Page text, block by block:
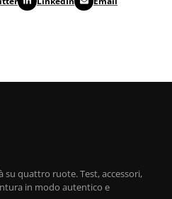
su quattro ruote. Test, accessori,
in modo autentico e